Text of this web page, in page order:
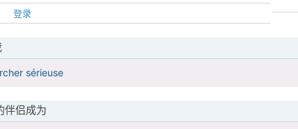
登录
sérieuse
伴侣成为